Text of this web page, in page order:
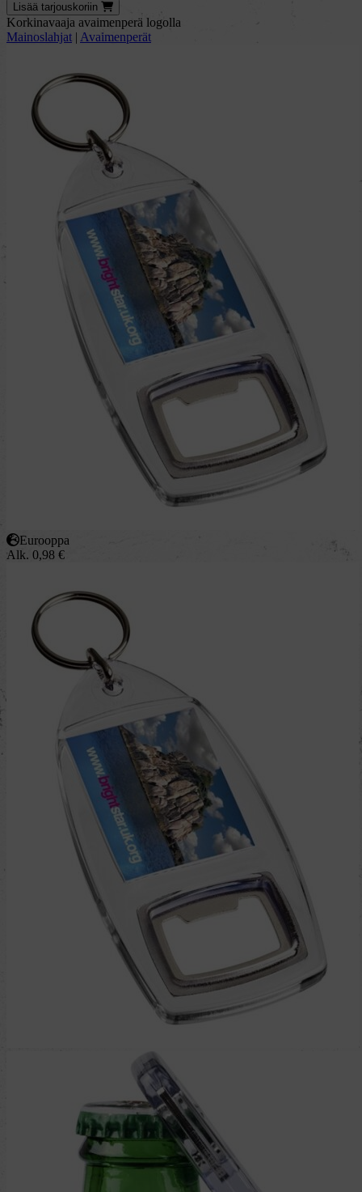
Lisää tarjous koriin
Korkinavaaja avaimenperä logolla
Mainoslahjat | Avaimenperät
Eurooppa
Alk. 0,98 €